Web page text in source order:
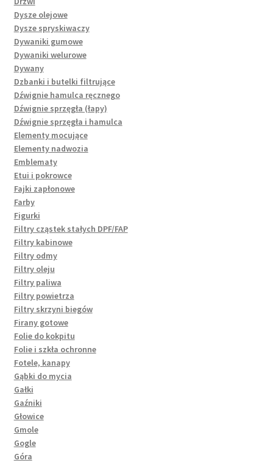
Dysze olejowe
Dysze spryskiwaczy
Dywaniki gumowe
Dywaniki welurowe
Dywany
Dzbanki i butelki filtrujące
Dźwignie hamulca ręcznego
Dźwignie sprzęgła (łapy)
Dźwignie sprzęgła i hamulca
Elementy mocujące
Elementy nadwozia
Emblematy
Etui i pokrowce
Fajki zapłonowe
Farby
Figurki
Filtry cząstek stałych DPF/FAP
Filtry kabinowe
Filtry odmy
Filtry oleju
Filtry paliwa
Filtry powietrza
Filtry skrzyni biegów
Firany gotowe
Folie do kokpitu
Folie i szkła ochronne
Fotele, kanapy
Gąbki do mycia
Gałki
Gaźniki
Głowice
Gmole
Gogle
Góra